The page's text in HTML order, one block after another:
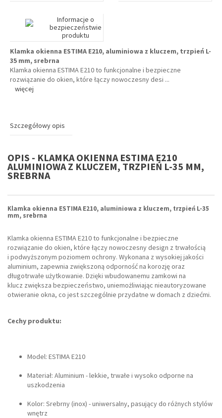
Informacje o
bezpieczeństwie
produktu
Klamka okienna ESTIMA E210, aluminiowa z kluczem, trzpień L-
35 mm, srebrna
Klamka okienna ESTIMA E210 to funkcjonalne i bezpieczne
rozwiązanie do okien, które łączy nowoczesny desi ...
więcej
Szczegółowy opis
OPIS - KLAMKA OKIENNA ESTIMA E210
ALUMINIOWA Z KLUCZEM, TRZPIEŃ L-35 MM,
SREBRNA
Klamka okienna ESTIMA E210, aluminiowa z kluczem, trzpień L-35
mm, srebrna
Klamka okienna ESTIMA E210 to funkcjonalne i bezpieczne
rozwiązanie do okien, które łączy nowoczesny design z trwałością
i podwyższonym poziomem ochrony. Wykonana z wysokiej jakości
aluminium, zapewnia zwiększoną odporność na korozję oraz
długotrwałe użytkowanie. Dzięki wbudowanemu zamkowi na
klucz zwiększa bezpieczeństwo, uniemożliwiając nieautoryzowane
otwieranie okna, co jest szczególnie przydatne w domach z dziećmi.
Cechy produktu:
Model: ESTIMA E210
Materiał: Aluminium - lekkie, trwałe i wysoko odporne na
uszkodzenia
Kolor: Srebrny (inox) - uniwersalny, pasujący do różnych stylów
wnętrz